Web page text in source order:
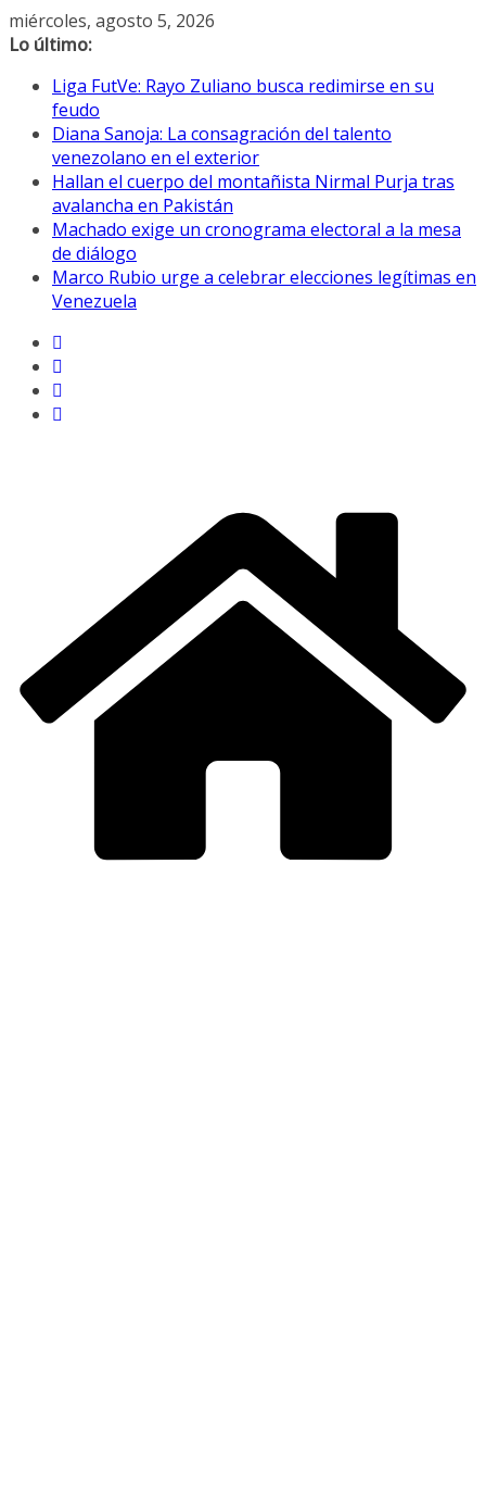
Saltar
al
miércoles, agosto 5, 2026
Lo último:
Liga FutVe: Rayo Zuliano busca redimirse en su
feudo
Diana Sanoja: La consagración del talento
venezolano en el exterior
Hallan el cuerpo del montañista Nirmal Purja tras
avalancha en Pakistán
Machado exige un cronograma electoral a la mesa
de diálogo
Marco Rubio urge a celebrar elecciones legítimas en
Venezuela